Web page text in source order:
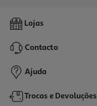
Lojas
Contacto
Ajuda
Trocas e Devoluções